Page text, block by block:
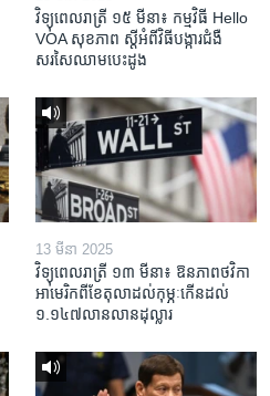
វិទ្យុពេលរាត្រី ១៥ មីនា៖ កម្មវិធី ​Hello
VOA សុខភាព ស្ដី​អំពី​វិធី​បង្ការ​ជំងឺ​
សរសៃ​ឈាម​បេះដូង
13 មីនា 2025
វិទ្យុពេលរាត្រី ១៣ មីនា៖ ឱនភាព​ថវិកា​
អាមេរិក​ពី​ខែ​តុលា​ដល់​កុម្ភៈ​កើន​ដល់​
១.១៤៧​លានលាន​ដុល្លារ